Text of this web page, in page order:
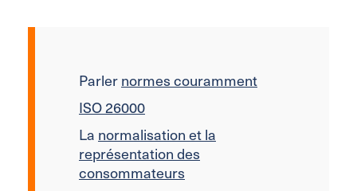
Parlernormes couramment
ISO 26000
La normalisation et la
représentation des
consommateurs